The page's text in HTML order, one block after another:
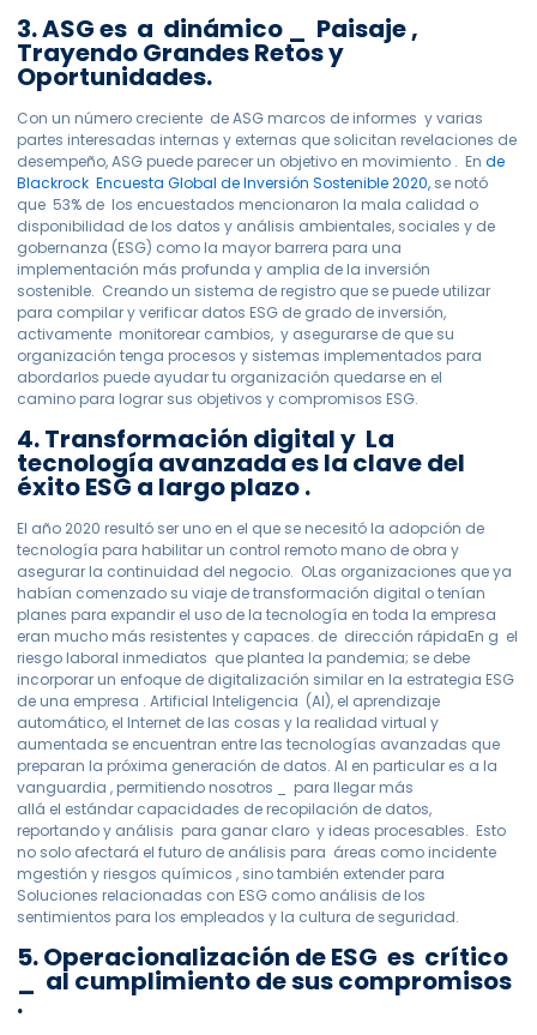
3. ASG es a dinámico _ Paisaje ,
TrayendoGrandes Retos y
Oportunidades.
Con un número creciente de ASG marcos de informes y varias
partes interesadas internas y externas que solicitan revelaciones de
desempeño, ASG puede parecer un objetivo en movimiento . Ende
Blackrock Encuesta Global de Inversión Sostenible 2020, se notó
que 53% de los encuestados mencionaron la mala calidad o
disponibilidad de los datos y análisis ambientales, sociales y de
gobernanza (ESG) como la mayor barrera para una
implementación más profunda y amplia de la inversión
sostenible. Creando un sistema de registro que se puede utilizar
para compilar y verificar datos ESG de grado de inversión,
activamente monitorear cambios, y asegurarse de que su
organización tenga procesos y sistemas implementados para
abordarlos puede ayudar tu organización quedarse en el
camino para lograr sus objetivos y compromisos ESG.
4. Transformación digital y La
tecnología avanzada es la clave del
éxito ESG a largo plazo .
El año 2020 resultó ser uno en el que se necesitó la adopción de
tecnología para habilitar un control remoto mano de obra y
asegurar la continuidad del negocio. OLas organizaciones que ya
habían comenzado su viaje de transformación digital o tenían
planes para expandir el uso de la tecnología en toda la empresa
eran mucho más resistentes y capaces. de dirección rápidaEn g el
riesgo laboral inmediatos que plantea la pandemia; se debe
incorporar un enfoque de digitalización similar en la estrategia ESG
de una empresa . Artificial Inteligencia (AI), el aprendizaje
automático, el Internet de las cosas y la realidad virtual y
aumentada se encuentran entre las tecnologías avanzadas que
preparan la próxima generación de datos. AI en particular es a la
vanguardia , permitiendo nosotros _ para llegar más
allá el estándar capacidades de recopilación de datos,
reportando y análisis para ganar claro y ideas procesables. Esto
no solo afectará el futuro de análisis para áreas como incidente
mgestión y riesgos químicos , sino también extender para
Soluciones relacionadas con ESG como análisis de los
sentimientos para los empleados y la cultura de seguridad.
5. Operacionalización de ESG es crítico
_ al cumplimiento de sus compromisos
.